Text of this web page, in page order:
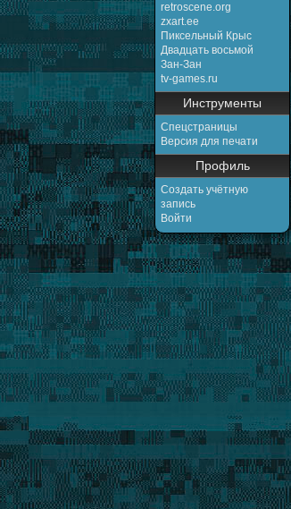
retroscene.org
zxart.ee
Пиксельный Крыс
Двадцать восьмой
Зан-Зан
tv-games.ru
Инструменты
Спецстраницы
Версия для печати
Профиль
Создать учётную
запись
Войти